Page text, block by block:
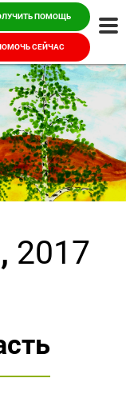
ПОМОЩЬ
СЕЙЧАС
2017